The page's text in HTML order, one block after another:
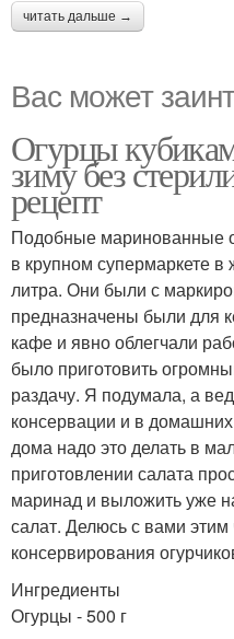
читать дальше →
Вас может
Огурцы
зиму без
рецепт
Подобные маринованные
в крупном супермаркете
литра. Они были с
предназначены были для
кафе и явно облегчали
было приготовить
раздачу. Я подумала, а
консервации и в
дома надо это делать в
приготовлении салата
маринад и выложить уже
салат. Делюсь с вами
консервирования
Ингредиенты
Огурцы - 500 г